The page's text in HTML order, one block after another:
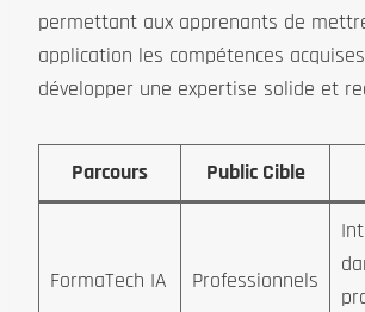
permettant aux apprenants de
application les compétences
développer une expertise solide et
Parcours Public Cible
FormaTech IA Professionnels